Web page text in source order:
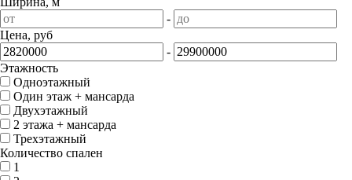
-
Цена, руб
-
Этажность
Одноэтажный
Один этаж + мансарда
Двухэтажный
2 этажа + мансарда
Трехэтажный
Количество спален
1